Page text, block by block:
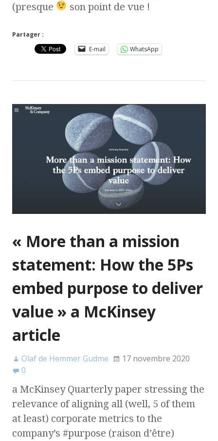
(presque
son point de vue !
Partager :
E-mail
WhatsApp
« More than a mission
statement: How the 5Ps
embed purpose to deliver
value » a McKinsey
article
Olaf de Hemmer Gudme
17 novembre 2020
0
a McKinsey Quarterly paper stressing the
relevance of aligning all (well, 5 of them
at least) corporate metrics to the
company’s #purpose (raison d’être)